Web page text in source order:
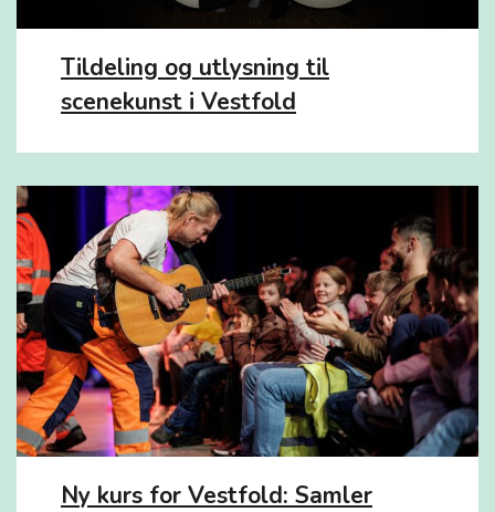
Tildeling og utlysning til
scenekunst i Vestfold
Ny kurs for Vestfold: Samler